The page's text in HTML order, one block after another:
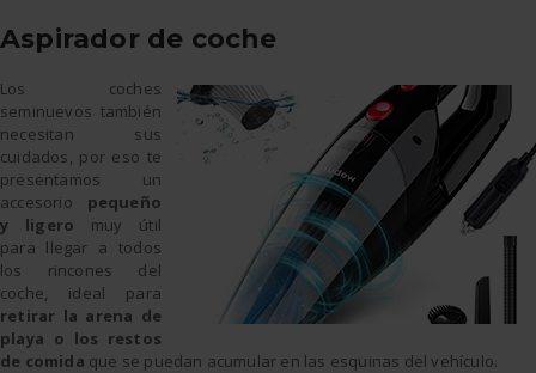
Aspirador de coche
Los coches
seminuevos también
necesitan sus
cuidados, por eso te
presentamos un
accesorio pequeño
y ligero muy útil
para llegar a todos
los rincones del
coche, ideal para
retirar la arena de
playa o los restos
de comida que se puedan acumular en las esquinas del vehículo.